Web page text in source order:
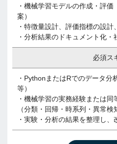
・機械学習モデルの作成・評
案）
・特徴量設計、評価指標の設計
・分析結果のドキュメント化・
必須ス
・PythonまたはRでのデータ
等）
・機械学習の実務経験または同
（分類・回帰・時系列・異常検
・実験・分析の結果を整理し